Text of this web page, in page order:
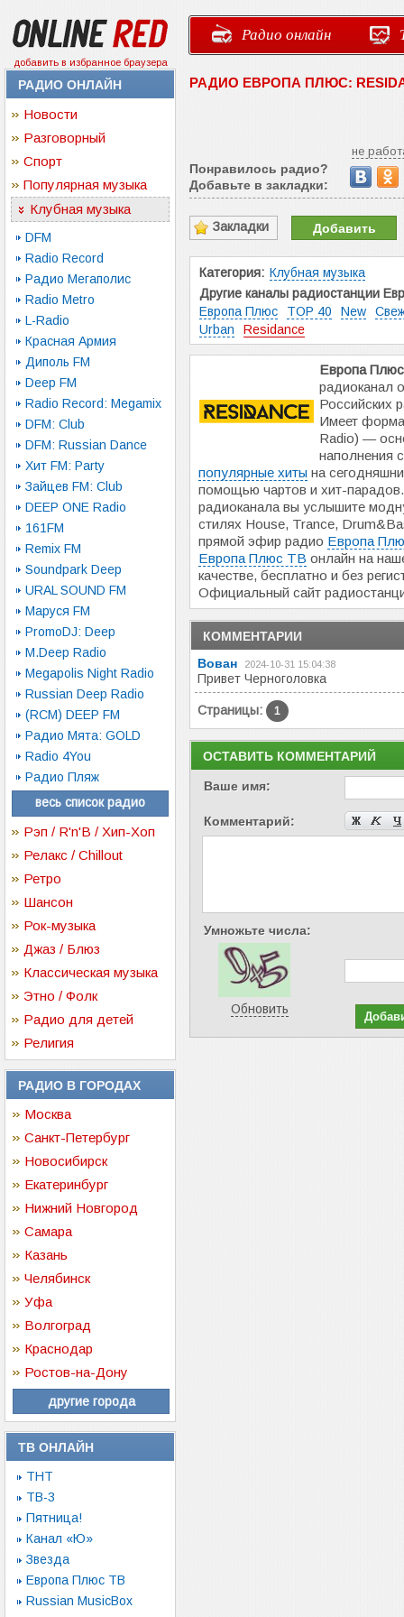
добавить в избранное браузера
Радио онлайн
РАДИО ОНЛАЙН
Новости
Разговорный
Спорт
Популярная музыка
Клубная музыка
DFM
Radio Record
Радио Мегаполис
Radio Metro
L-Radio
Красная Армия
Диполь FM
Deep FM
Radio Record: Megamix
DFM: Club
DFM: Russian Dance
Хит FM: Party
Зайцев FM: Club
DEEP ONE Radio
161FM
Remix FM
Soundpark Deep
URAL SOUND FM
Маруся FM
PromoDJ: Deep
M.Deep Radio
Megapolis Night Radio
Russian Deep Radio
(RCM) DEEP FM
Радио Мята: GOLD
Radio 4You
Радио Пляж
весь список радио
Рэп / R'n'B / Хип-Хоп
Релакс / Chillout
Ретро
Шансон
Рок-музыка
Джаз / Блюз
Классическая музыка
Этно / Фолк
Радио для детей
Религия
РАДИО В ГОРОДАХ
Москва
Санкт-Петербург
Новосибирск
Екатеринбург
Нижний Новгород
Самара
Казань
Челябинск
Уфа
Волгоград
Краснодар
Ростов-на-Дону
другие города
ТВ ОНЛАЙН
ТНТ
ТВ-3
Пятница!
Канал «Ю»
Звезда
Европа Плюс ТВ
Russian MusicBox
РАДИО ЕВРОПА ПЛЮС:
не
Понравилось радио?
Добавьте в закладки:
Закладки Добавить
Категория: Клубная музыка
Другие каналы радиостанции
Европа Плюс
TOP 40 New
Urban
Residance
Европа
радиоканал
Российских
Имеет
Radio) —
наполнения
популярные хиты на
помощью чартов и хит-
радиоканала вы услышите
стилях House, Trance,
прямой эфир радио Европа
Европа Плюс ТВ онлайн на
качестве, бесплатно и без
Официальный сайт
КОММЕНТАРИИ
Вован
2024-10-31 15:04:38
Привет Черноголовка
Страницы: 1
ОСТАВИТЬ КОММЕНТАРИЙ
Ваше имя:
Комментарий:
Умножьте числа:
Обновить